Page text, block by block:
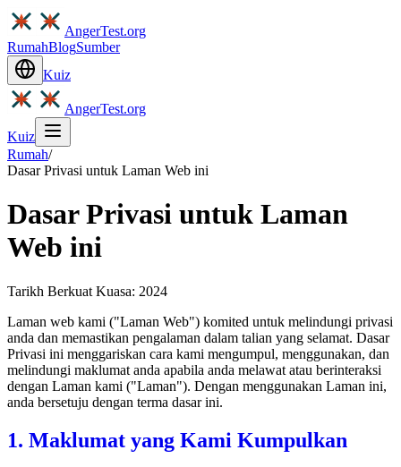
AngerTest.org
RumahBlogSumber
Kuiz
AngerTest.org
Kuiz
Rumah/
Dasar Privasi untuk Laman Web ini
Dasar Privasi untuk Laman
Web ini
Tarikh Berkuat Kuasa: 2024
Laman web kami ("Laman Web") komited untuk melindungi privasi
anda dan memastikan pengalaman dalam talian yang selamat. Dasar
Privasi ini menggariskan cara kami mengumpul, menggunakan, dan
melindungi maklumat anda apabila anda melawat atau berinteraksi
dengan Laman kami ("Laman"). Dengan menggunakan Laman ini,
anda bersetuju dengan terma dasar ini.
1. Maklumat yang Kami Kumpulkan